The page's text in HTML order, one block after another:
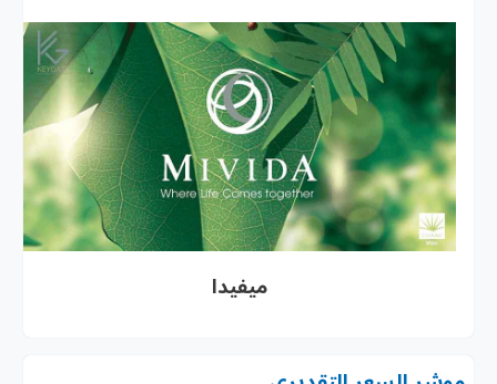
ميفيدا